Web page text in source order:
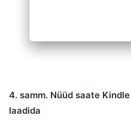
4. samm. Nüüd saate
laadida